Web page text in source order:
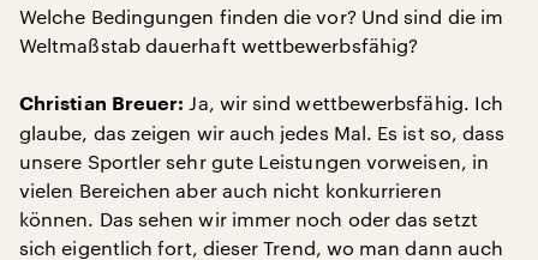
Welche Bedingungen finden die vor? Und sind die im
Weltmaßstab dauerhaft wettbewerbsfähig?
Christian Breuer: Ja, wir sind wettbewerbsfähig. Ich
glaube, das zeigen wir auch jedes Mal. Es ist so, dass
unsere Sportler sehr gute Leistungen vorweisen, in
vielen Bereichen aber auch nicht konkurrieren
können. Das sehen wir immer noch oder das setzt
sich eigentlich fort, dieser Trend, wo man dann auch